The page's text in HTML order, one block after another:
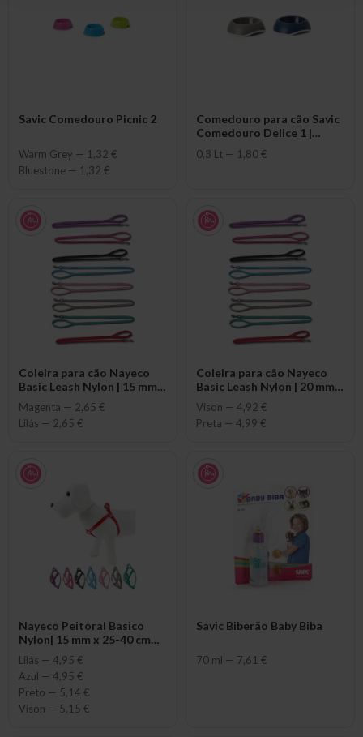
Savic Comedouro Picnic 2
Warm Grey — 1,32 €
Bluestone — 1,32 €
Comedouro para cão Savic
Comedouro Delice 1 |
0,3 Lt — 1,80 €
Coleira para cão Nayeco
Basic Leash Nylon | 15 mm x
100 cm
Magenta — 2,65 €
Lilás — 2,65 €
Coleira para cão Nayeco
Basic Leash Nylon | 20 mm x
100 cm
Vison — 4,92 €
Preta — 4,99 €
Nayeco Peitoral Basico
Nylon| 15 mm x 25-40 cm
para cão
Lilás — 4,95 €
Azul — 4,95 €
Preto — 5,14 €
Vison — 5,15 €
Savic Biberão Baby Biba
70 ml — 7,61 €